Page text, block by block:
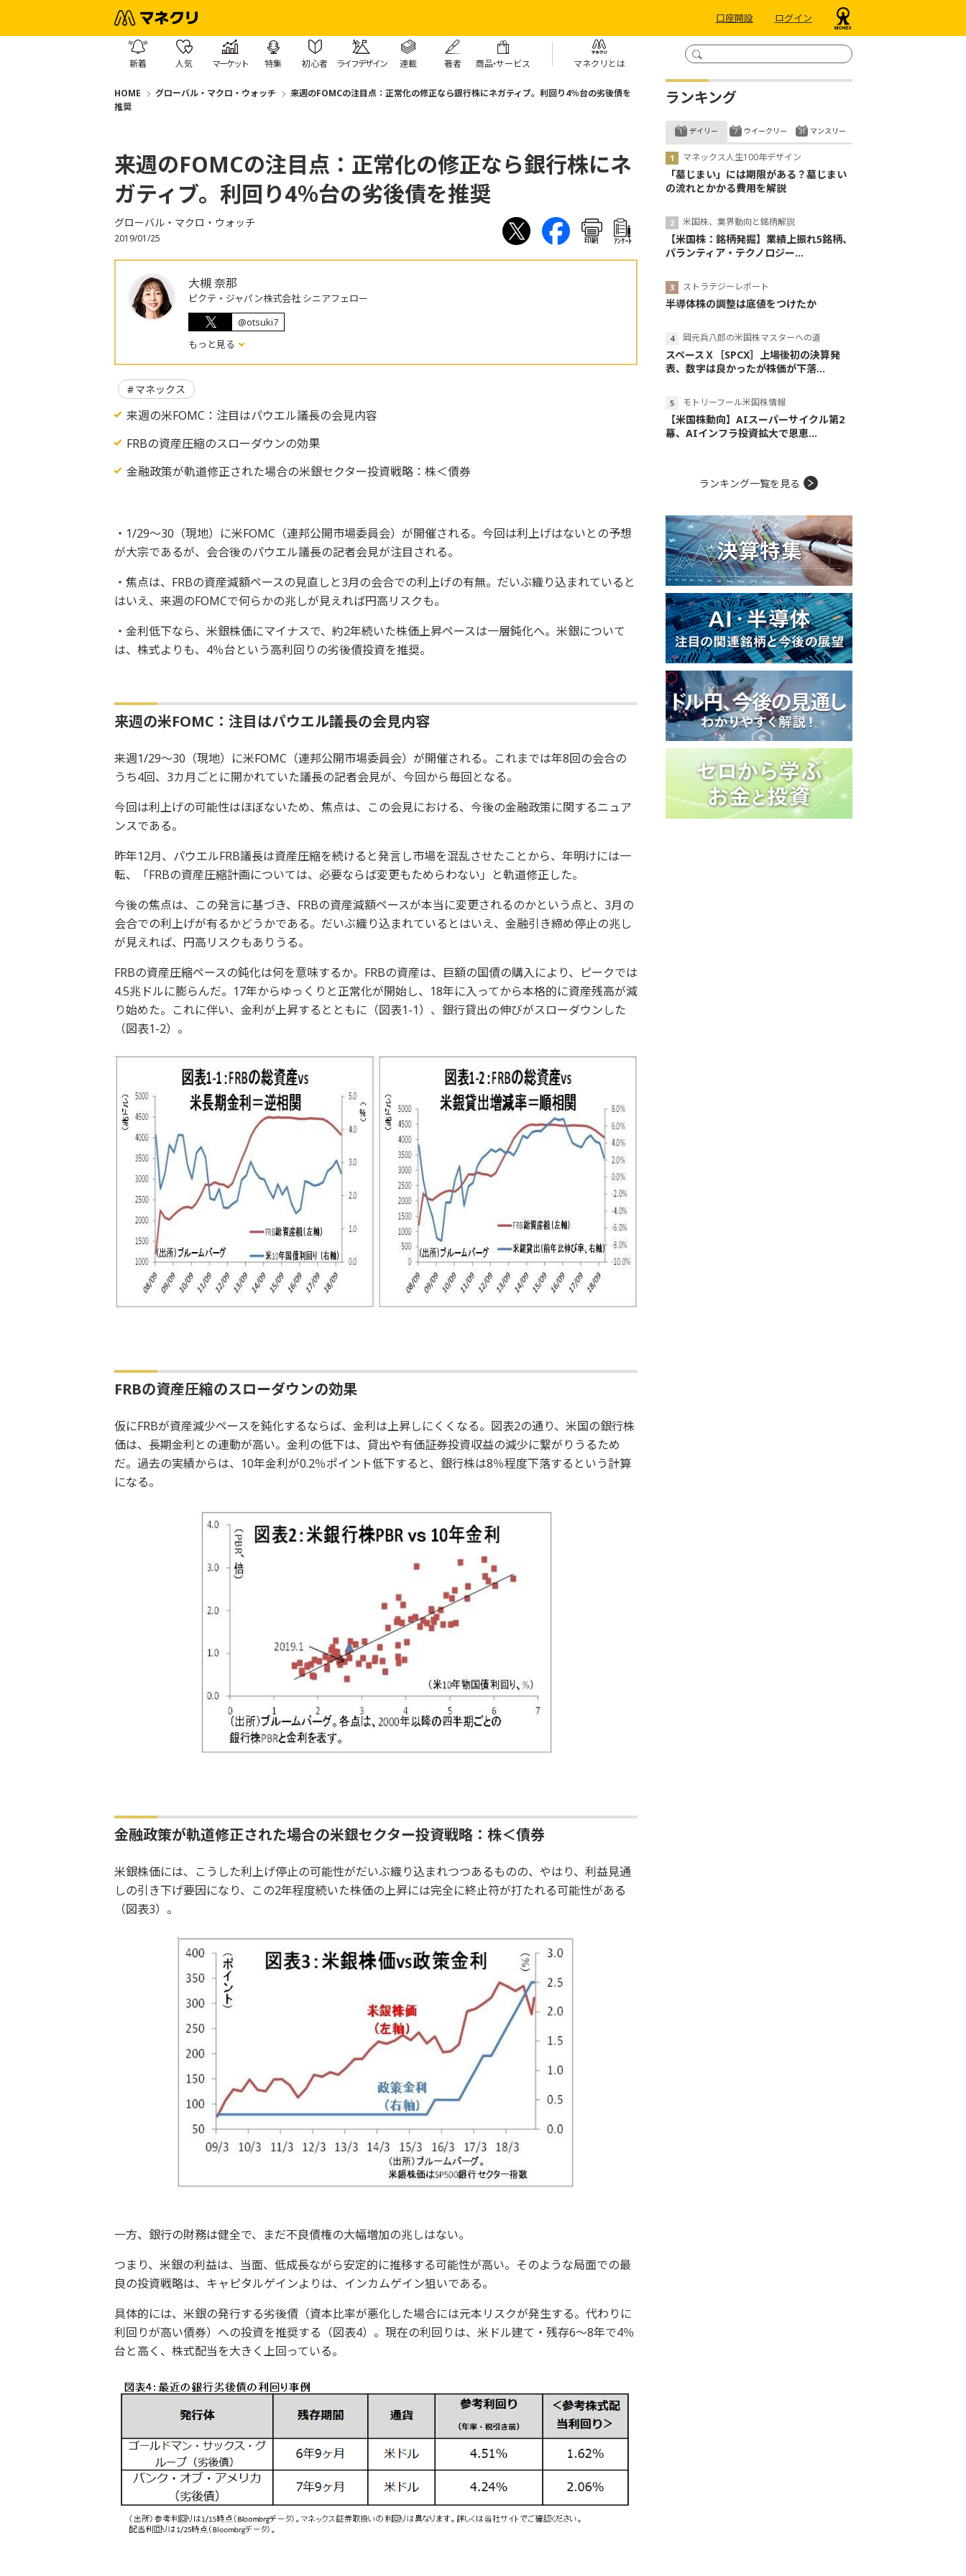
口座開設 ログイン
新着 人気 マーケット 特集 初心者 ライフデザイン 連載 著者 商品・サービス マネクリとは
HOME グローバル・マクロ・ウォッチ
来週のFOMCの注目点：正常化の修正なら銀行株にネガティブ。利回り4％台の劣後債を
推奨
来週のFOMCの注目点：正常化の修正なら銀行株にネ
ガティブ。利回り4％台の劣後債を推奨
グローバル・マクロ・ウォッチ
2019/01/25 印刷 ｱﾝｹｰﾄ
大槻 奈那
ピクテ・ジャパン株式会社 シニアフェロー
@otsuki7
もっと見る
マネックス
来週の米FOMC：注目はパウエル議長の会見内容
FRBの資産圧縮のスローダウンの効果
金融政策が軌道修正された場合の米銀セクター投資戦略：株＜債券
・1/29～30（現地）に米FOMC（連邦公開市場委員会）が開催される。今回は利上げはないとの予想
が大宗であるが、会合後のパウエル議長の記者会見が注目される。
・焦点は、FRBの資産減額ペースの見直しと3月の会合での利上げの有無。だいぶ織り込まれていると
はいえ、来週のFOMCで何らかの兆しが見えれば円高リスクも。
・金利低下なら、米銀株価にマイナスで、約2年続いた株価上昇ペースは一層鈍化へ。米銀について
は、株式よりも、4％台という高利回りの劣後債投資を推奨。
来週の米FOMC：注目はパウエル議長の会見内容
来週1/29～30（現地）に米FOMC（連邦公開市場委員会）が開催される。これまでは年8回の会合の
うち4回、3カ月ごとに開かれていた議長の記者会見が、今回から毎回となる。
今回は利上げの可能性はほぼないため、焦点は、この会見における、今後の金融政策に関するニュア
ンスである。
昨年12月、パウエルFRB議長は資産圧縮を続けると発言し市場を混乱させたことから、年明けには一
転、「FRBの資産圧縮計画については、必要ならば変更もためらわない」と軌道修正した。
今後の焦点は、この発言に基づき、FRBの資産減額ペースが本当に変更されるのかという点と、3月の
会合での利上げが有るかどうかである。だいぶ織り込まれているとはいえ、金融引き締め停止の兆し
が見えれば、円高リスクもありうる。
FRBの資産圧縮ペースの鈍化は何を意味するか。FRBの資産は、巨額の国債の購入により、ピークでは
4.5兆ドルに膨らんだ。17年からゆっくりと正常化が開始し、18年に入ってから本格的に資産残高が減
り始めた。これに伴い、金利が上昇するとともに（図表1-1）、銀行貸出の伸びがスローダウンした
（図表1-2）。
FRBの資産圧縮のスローダウンの効果
仮にFRBが資産減少ペースを鈍化するならば、金利は上昇しにくくなる。図表2の通り、米国の銀行株
価は、長期金利との連動が高い。金利の低下は、貸出や有価証券投資収益の減少に繋がりうるため
だ。過去の実績からは、10年金利が0.2％ポイント低下すると、銀行株は8％程度下落するという計算
になる。
金融政策が軌道修正された場合の米銀セクター投資戦略：株＜債券
米銀株価には、こうした利上げ停止の可能性がだいぶ織り込まれつつあるものの、やはり、利益見通
しの引き下げ要因になり、この2年程度続いた株価の上昇には完全に終止符が打たれる可能性がある
（図表3）。
一方、銀行の財務は健全で、まだ不良債権の大幅増加の兆しはない。
つまり、米銀の利益は、当面、低成長ながら安定的に推移する可能性が高い。そのような局面での最
良の投資戦略は、キャピタルゲインよりは、インカムゲイン狙いである。
具体的には、米銀の発行する劣後債（資本比率が悪化した場合には元本リスクが発生する。代わりに
利回りが高い債券）への投資を推奨する（図表4）。現在の利回りは、米ドル建て・残存6～8年で4％
台と高く、株式配当を大きく上回っている。
ランキング
デイリー
マネックス人生100年デザイン
「墓じまい」には期限がある？墓じまい
の流れとかかる費用を解説
米国株、業界動向と銘柄解説
【米国株：銘柄発掘】業績上振れ5銘柄、
パランティア・テクノロジー...
ストラテジーレポート
半導体株の調整は底値をつけたか
岡元兵八郎の米国株マスターへの道
スペースＸ［SPCX］上場後初の決算発
表、数字は良かったが株価が下落...
モトリーフール米国株情報
【米国株動向】AIスーパーサイクル第2
幕、AIインフラ投資拡大で恩恵...
ウイークリー マンスリー
ランキング一覧を見る